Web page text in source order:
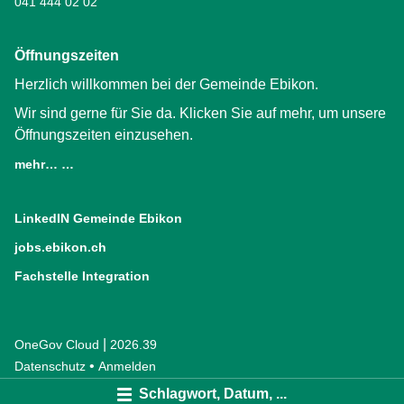
Schlagwort, Datum, ...
Öffnungszeiten
Herzlich willkommen bei der Gemeinde Ebikon.
Wir sind gerne für Sie da. Klicken Sie auf mehr, um unsere
Öffnungszeiten einzusehen.
mehr… …
LinkedIN Gemeinde Ebikon
jobs.ebikon.ch
Fachstelle Integration
OneGov Cloud (External Link)
2026.39
Datenschutz (External Link)
Anmelden